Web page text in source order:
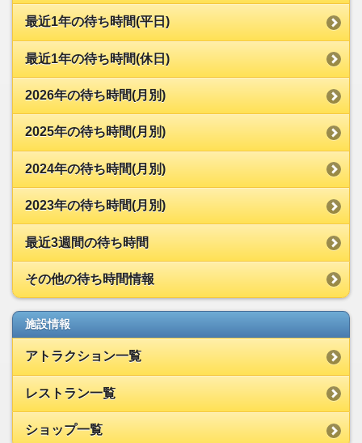
最近1年の待ち時間(平日)
最近1年の待ち時間(休日)
2026年の待ち時間(月別)
2025年の待ち時間(月別)
2024年の待ち時間(月別)
2023年の待ち時間(月別)
最近3週間の待ち時間
その他の待ち時間情報
施設情報
アトラクション一覧
レストラン一覧
ショップ一覧